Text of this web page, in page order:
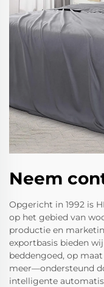
Neem
Opgericht in 1992 is
op het gebied van
productie en
exportbasis bieden
beddengoed, op
meer—ondersteund
intelligente